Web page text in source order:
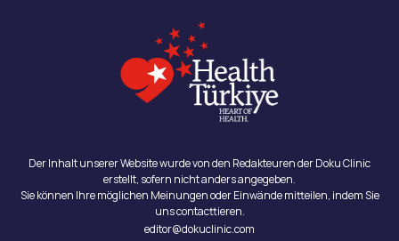
Der Inhalt unserer Website wurde von den Redakteuren der Doku Clinic
erstellt, sofern nicht anders angegeben.
Sie können Ihre möglichen Meinungen oder Einwände mitteilen, indem Sie
uns contacttieren.
editor@dokuclinic.com